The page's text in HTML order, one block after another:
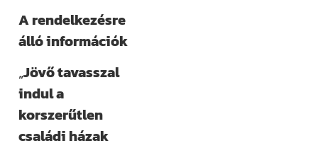
A rendelkezésre
álló információk
„Jövő tavasszal
indul a
korszerűtlen
családi házak